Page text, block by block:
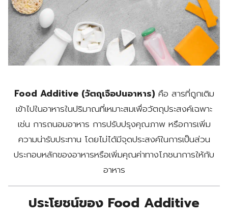
Food Additive (วัตถุเจือปนอาหาร) คือ สารที่ถูกเติม
เข้าไปในอาหารในปริมาณที่เหมาะสมเพื่อวัตถุประสงค์เฉพาะ
เช่น การถนอมอาหาร การปรับปรุงคุณภาพ หรือการเพิ่ม
ความน่ารับประทาน โดยไม่ได้มีจุดประสงค์ในการเป็นส่วน
ประกอบหลักของอาหารหรือเพิ่มคุณค่าทางโภชนาการให้กับ
อาหาร
ประโยชน์ของ Food Additive